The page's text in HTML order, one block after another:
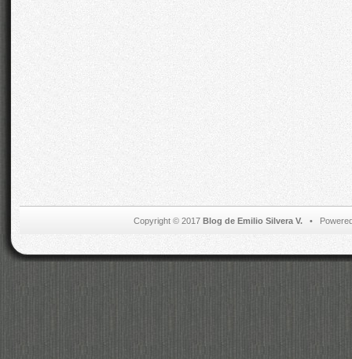
Copyright © 2017 Blog de Emilio Silvera V.•